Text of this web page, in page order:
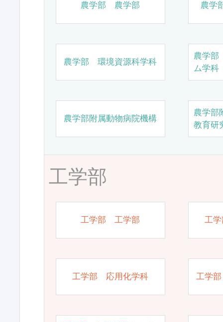
農学部 農学部 農学
農学部 環境資源科学科
農学
ム学科
農学部附属動物病院機構
農学部
教育研
工学部
工学部 工学部 工
工学部 応用化学科 工学